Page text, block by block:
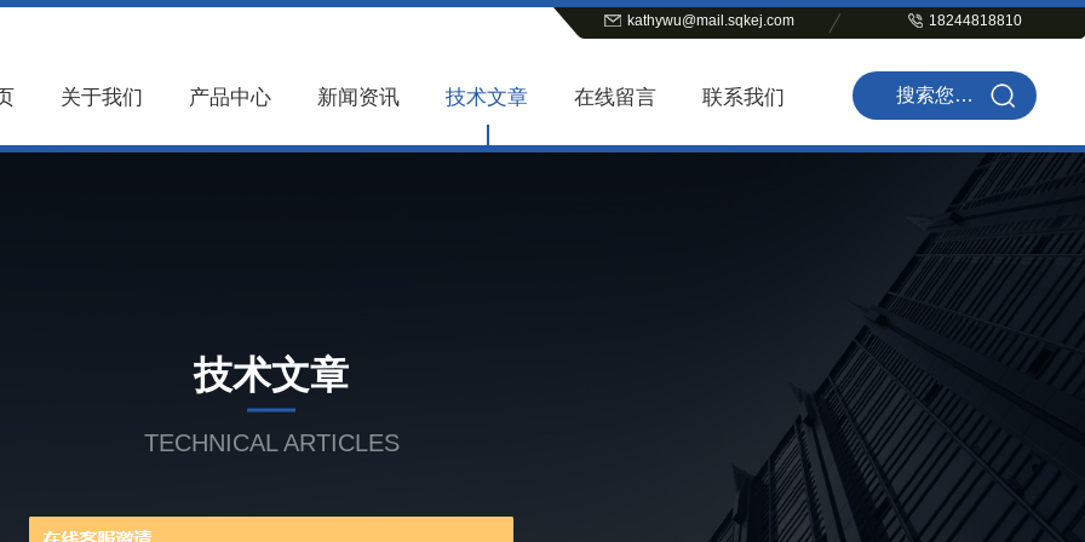
kathywu@mail.sqkej.com 18244818810
关于我们 产品中心 新闻资讯 技术文章 在线留言 联系我们
技术文章
TECHNICAL ARTICLES